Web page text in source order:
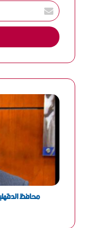
أ
د
خ
ل
د
ا
و
محافظ